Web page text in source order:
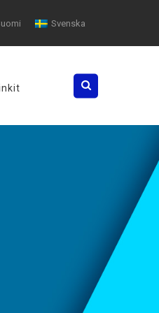
Svenska
Search